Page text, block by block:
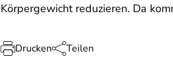
Körpergewicht reduzieren. Da
Drucken Teilen